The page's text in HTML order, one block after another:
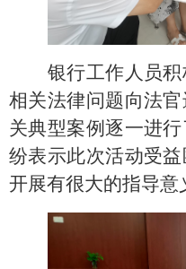
银行工作人员
相关法律问题向法
关典型案例逐一进
纷表示此次活动受
开展有很大的指导意